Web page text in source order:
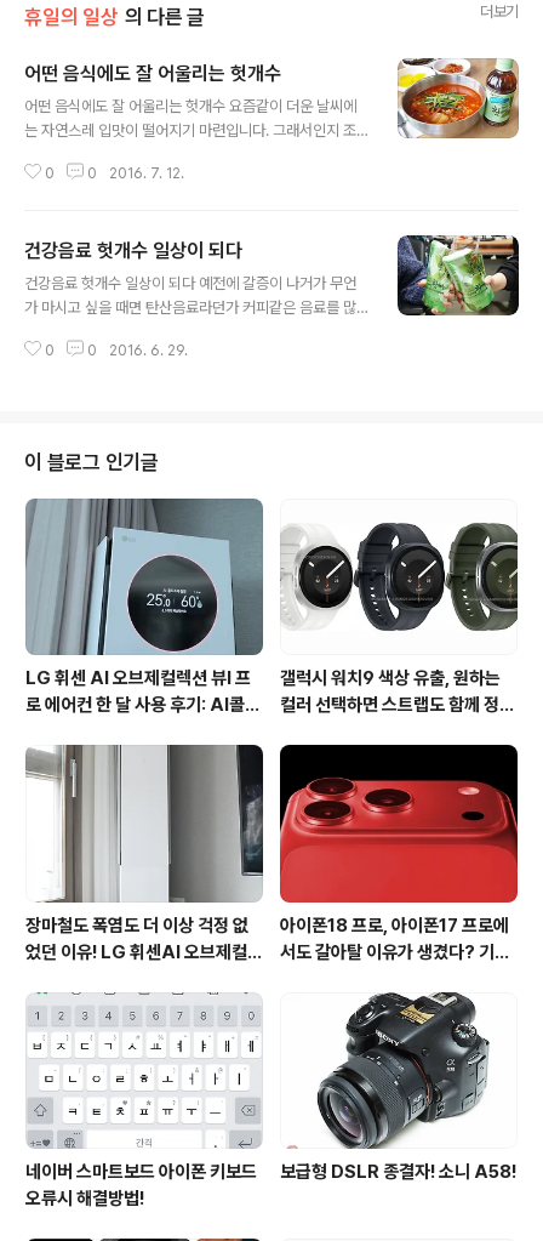
휴일의 일상 의 다른 글 더보기
어떤 음식에도 잘 어울리는 헛개수
어떤 음식에도 잘 어울리는 헛개수 요즘같이 더운 날씨에
는 자연스레 입맛이 떨어지기 마련입니다. 그래서인지 조
가 안되거나 속이 쓰리는 경험이 종종 있습니다. 그래서 얼
단하게 식사를 해결하기 위해 먹는 햄버거를 먹을 때에도
탄산음료 대신 헛개수를 함께 즐기고 있습니다. 다양한 종
류의 햄버거가 나와 있지만, M 사의 햄버거를 주로 먹는 편
맛을 가진 햄버거에도 탄산음료 대신 헛개수와의 궁합이
0 0 2016. 7. 12.
건강음료 헛개수 일상이 되다
건강음료 헛개수 일상이 되다 예전에 갈증이 나거가 무언
가 마시고 싶을 때면 탄산음료라던가 커피같은 음료를 많
이 달라졌는데요, 일전에는 숙취해소와 갈증에 좋다고 해
냉동실에 얼려 입안이 얼얼할 정도의 시원함을 느끼면서
마실 수도 있어 편리합니다. 대용량 제품도 있어 최근에는
사무실 직원들과 함께 물 대신 헛개수를 챙겨 마시고 있기
도 한데요, 이제는 누가 먼저 챙기지 않아도 알아서 찾는 인
기음료가 될 정도입니다. 헛개수의 경우 100% 국산 헛개
나무로 만들었기 때문에 믿고 마실 수 있는..
0 0 2016. 6. 29.
이 블로그 인기글
LG 휘센 AI 오브제컬렉션 뷰I 프
로 에어컨 한 달 사용 후기: AI콜드
갤럭시 워치9 색상 유출, 원하는
컬러 선택하면 스트랩도 함께 정해
장마철도 폭염도 더 이상 걱정 없
었던 이유! LG 휘센AI 오브제컬렉
사용 후기
아이폰18 프로, 아이폰17 프로에
서도 갈아탈 이유가 생겼다? 기대
네이버 스마트보드 아이폰 키보드
오류시 해결방법!
보급형 DSLR 종결자! 소니 A58!